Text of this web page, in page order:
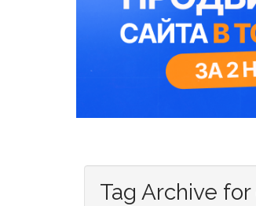
Tag Archive